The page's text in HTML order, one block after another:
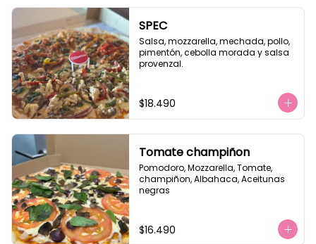
SPEC
Salsa, mozzarella, mechada, pollo,
pimentón, cebolla morada y salsa
provenzal.
$18.490
Tomate champiñon
Pomodoro, Mozzarella, Tomate,
champiñon, Albahaca, Aceitunas
negras
$16.490